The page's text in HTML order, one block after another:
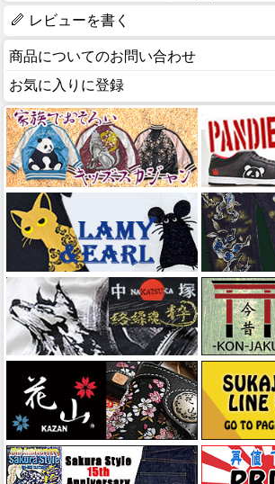
レビューを書く
商品についてのお問い合わせ
お気に入りに登録